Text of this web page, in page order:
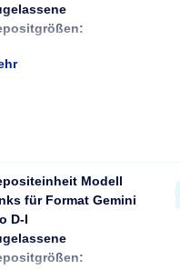
Modell
für Format Gemini
D-I